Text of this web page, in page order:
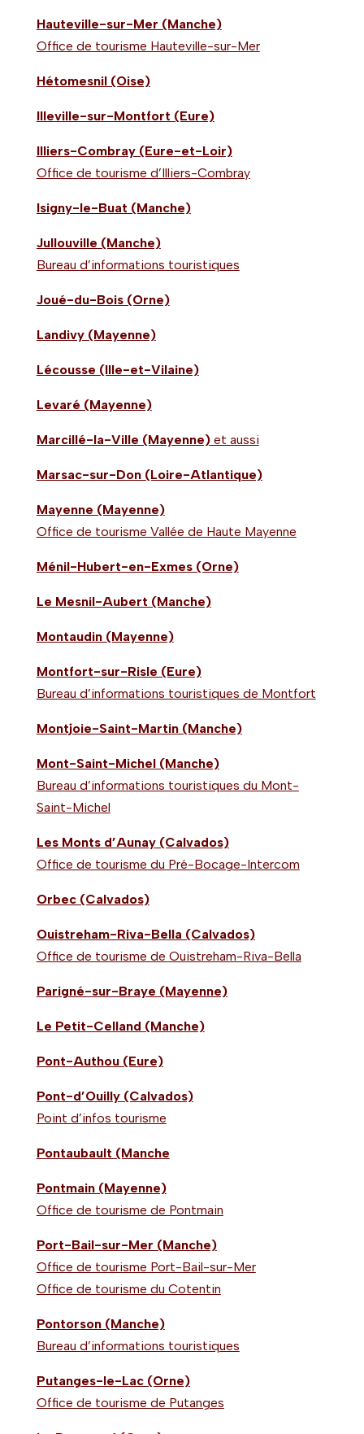
Hauteville-sur-Mer (Manche)
Office de tourisme Hauteville-sur-Mer
Hétomesnil (Oise)
Illeville-sur-Montfort (Eure)
Illiers-Combray (Eure-et-Loir)
Office de tourisme d’Illiers-Combray
Isigny-le-Buat (Manche)
Jullouville (Manche)
Bureau d’informations touristiques
Joué-du-Bois (Orne)
Landivy (Mayenne)
Lécousse (Ille-et-Vilaine)
Levaré (Mayenne)
Marcillé-la-Ville (Mayenne) et aussi
Marsac-sur-Don (Loire-Atlantique)
Mayenne (Mayenne)
Office de tourisme Vallée de Haute Mayenne
Ménil-Hubert-en-Exmes (Orne)
Le Mesnil-Aubert (Manche)
Montaudin (Mayenne)
Montfort-sur-Risle (Eure)
Bureau d’informations touristiques de Montfort
Montjoie-Saint-Martin (Manche)
Mont-Saint-Michel (Manche)
Bureau d’informations touristiques du Mont-
Saint-Michel
Les Monts d’Aunay (Calvados)
Office de tourisme du Pré-Bocage-Intercom
Orbec (Calvados)
Ouistreham-Riva-Bella (Calvados)
Office de tourisme de Ouistreham-Riva-Bella
Parigné-sur-Braye (Mayenne)
Le Petit-Celland (Manche)
Pont-Authou (Eure)
Pont-d’Ouilly (Calvados)
Point d’infos tourisme
Pontaubault (Manche
Pontmain (Mayenne)
Office de tourisme de Pontmain
Port-Bail-sur-Mer (Manche)
Office de tourisme Port-Bail-sur-Mer
Office de tourisme du Cotentin
Pontorson (Manche)
Bureau d’informations touristiques
Putanges-le-Lac (Orne)
Office de tourisme de Putanges